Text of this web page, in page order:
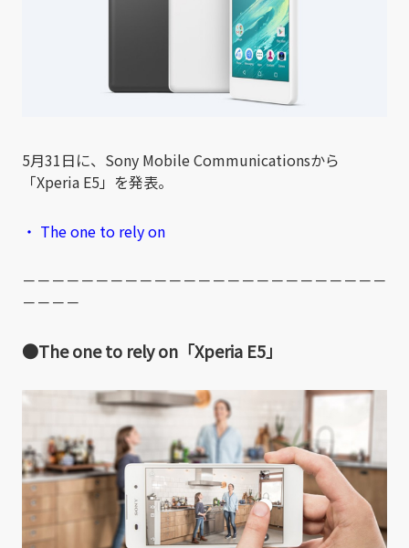
5月31日に、Sony Mobile Communicationsから
「Xperia E5」を発表。
・ The one to rely on
－－－－－－－－－－－－－－－－－－－－－－－－－
－－－－
●The one to rely on「Xperia E5」